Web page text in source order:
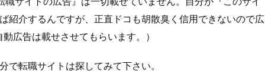
紹介するんですが、正直ドコも胡散臭く信用できないので広
広告は載せさせてもらいます。）
で転職サイトは探してみて下さい。